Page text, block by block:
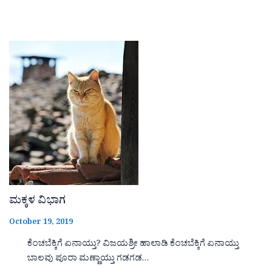
ಮಕ್ಕಳ ವಿಭಾಗ
October 19, 2019
ಕೆಂಚಬೆಕ್ಕಿಗೆ ಏನಾಯ್ತು? ವಿಜಯಶ್ರೀ ಹಾಲಾಡಿ ಕೆಂಚಬೆಕ್ಕಿಗೆ ಏನಾಯ್ತು
ಬಾಲವು ಪೂರಾ ಮಣ್ಣಾಯ್ತು ಗಡಗಡ…